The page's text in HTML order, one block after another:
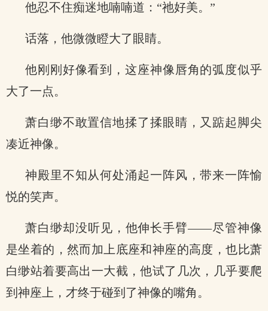
他忍不住痴迷地喃喃道：“祂好美。”
话落，他微微瞪大了眼睛。
他刚刚好像看到，这座神像唇角的弧度似乎
大了一点。
萧白缈不敢置信地揉了揉眼睛，又踮起脚尖
凑近神像。
神殿里不知从何处涌起一阵风，带来一阵愉
悦的笑声。
萧白缈却没听见，他伸长手臂——尽管神像
是坐着的，然而加上底座和神座的高度，也比萧
白缈站着要高出一大截，他试了几次，几乎要爬
到神座上，才终于碰到了神像的嘴角。